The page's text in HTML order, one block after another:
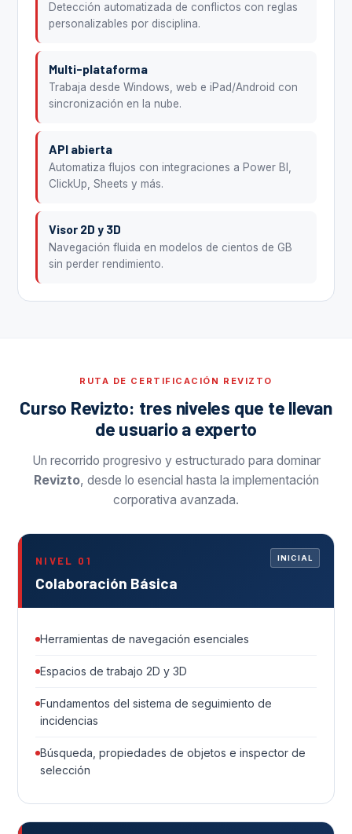
Detección automatizada de conflictos con reglas
personalizables por disciplina.
Multi-plataforma
Trabaja desde Windows, web e iPad/Android con
sincronización en la nube.
API abierta
Automatiza flujos con integraciones a Power BI,
ClickUp, Sheets y más.
Visor 2D y 3D
Navegación fluida en modelos de cientos de GB
sin perder rendimiento.
RUTA DE CERTIFICACIÓN REVIZTO
Curso Revizto: tres niveles que te llevan
de usuario a experto
Un recorrido progresivo y estructurado para dominar
Revizto, desde lo esencial hasta la implementación
corporativa avanzada.
NIVEL 01
Colaboración Básica
INICIAL
Herramientas de navegación esenciales
Espacios de trabajo 2D y 3D
Fundamentos del sistema de seguimiento de
incidencias
Búsqueda, propiedades de objetos e inspector de
selección